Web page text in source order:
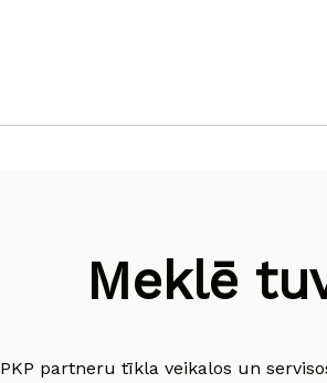
Meklē
PKP partneru tīkla veikalos un